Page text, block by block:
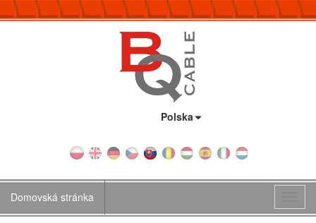
Polska
Domovská stránka